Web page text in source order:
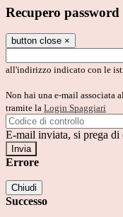
Recupero password
button close ×
all'indirizzo indicato con le
Non hai una e-mail associata
tramite la Login Spaggiari
E-mail inviata, si prega di
Errore
Chiudi
Successo